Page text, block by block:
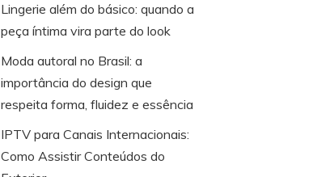
Lingerie além do básico: quando a
peça íntima vira parte do look
Moda autoral no Brasil: a
importância do design que
respeita forma, fluidez e essência
IPTV para Canais Internacionais:
Como Assistir Conteúdos do